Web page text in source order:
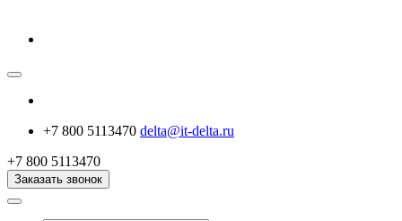
+7 800 5113470 delta@it-delta.ru
+7 800 5113470
Заказать звонок